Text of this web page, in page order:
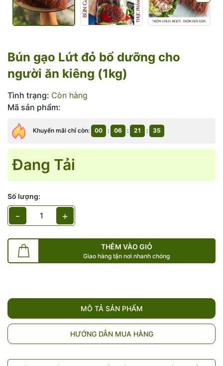
Bún gạo Lứt đỏ bổ dưỡng cho
người ăn kiêng (1kg)
Tình trạng: Còn hàng
Mã sản phẩm:
Khuyến mãi chỉ còn: 00 : 06 : 21 : 34
Đang Tải
Số lượng:
- +
THÊM VÀO GIỎ
Giao hàng tận nơi nhanh chóng
MÔ TẢ SẢN PHẨM
HƯỚNG DẪN MUA HÀNG